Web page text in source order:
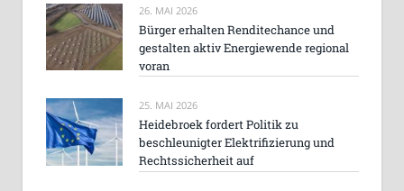
26. MAI 2026
Bürger erhalten Renditechance und
gestalten aktiv Energiewende regional
voran
25. MAI 2026
Heidebroek fordert Politik zu
beschleunigter Elektrifizierung und
Rechtssicherheit auf